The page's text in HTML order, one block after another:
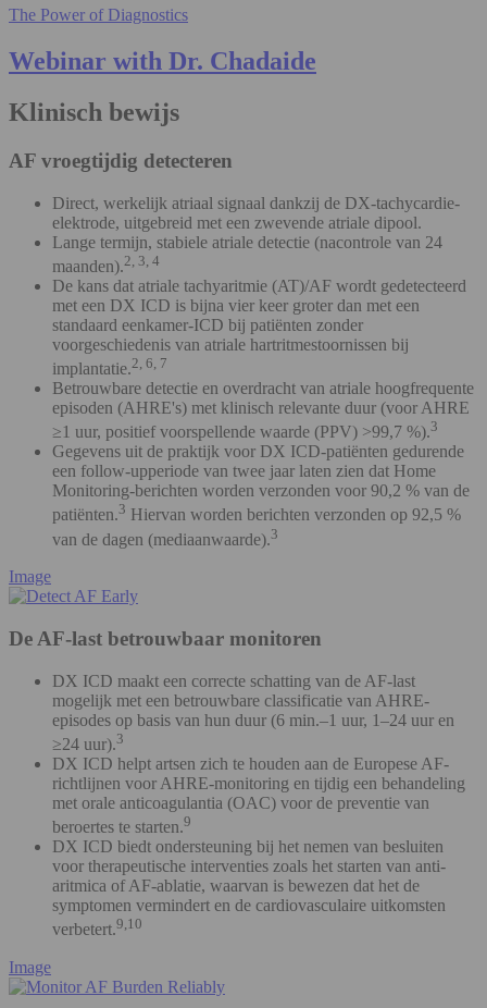
The Power of Diagnostics
Webinar with Dr. Chadaide
Klinisch bewijs
AF vroegtijdig detecteren
Direct, werkelijk atriaal signaal dankzij de DX-tachycardie-
elektrode, uitgebreid met een zwevende atriale dipool.
Lange termijn, stabiele atriale detectie (nacontrole van 24
maanden).2, 3, 4
De kans dat atriale tachyaritmie (AT)/AF wordt gedetecteerd
met een DX ICD is bijna vier keer groter dan met een
standaard eenkamer-ICD bij patiënten zonder
voorgeschiedenis van atriale hartritmestoornissen bij
implantatie.2, 6, 7
Betrouwbare detectie en overdracht van atriale hoogfrequente
episoden (AHRE's) met klinisch relevante duur (voor AHRE
≥1 uur, positief voorspellende waarde (PPV) >99,7 %).3
Gegevens uit de praktijk voor DX ICD-patiënten gedurende
een follow-upperiode van twee jaar laten zien dat Home
Monitoring-berichten worden verzonden voor 90,2 % van de
patiënten.3 Hiervan worden berichten verzonden op 92,5 %
van de dagen (mediaanwaarde).3
Image
De AF-last betrouwbaar monitoren
DX ICD maakt een correcte schatting van de AF-last
mogelijk met een betrouwbare classificatie van AHRE-
episodes op basis van hun duur (6 min.–1 uur, 1–24 uur en
≥24 uur).3
DX ICD helpt artsen zich te houden aan de Europese AF-
richtlijnen voor AHRE-monitoring en tijdig een behandeling
met orale anticoagulantia (OAC) voor de preventie van
beroertes te starten.9
DX ICD biedt ondersteuning bij het nemen van besluiten
voor therapeutische interventies zoals het starten van anti-
aritmica of AF-ablatie, waarvan is bewezen dat het de
symptomen vermindert en de cardiovasculaire uitkomsten
verbetert.9,10
Image